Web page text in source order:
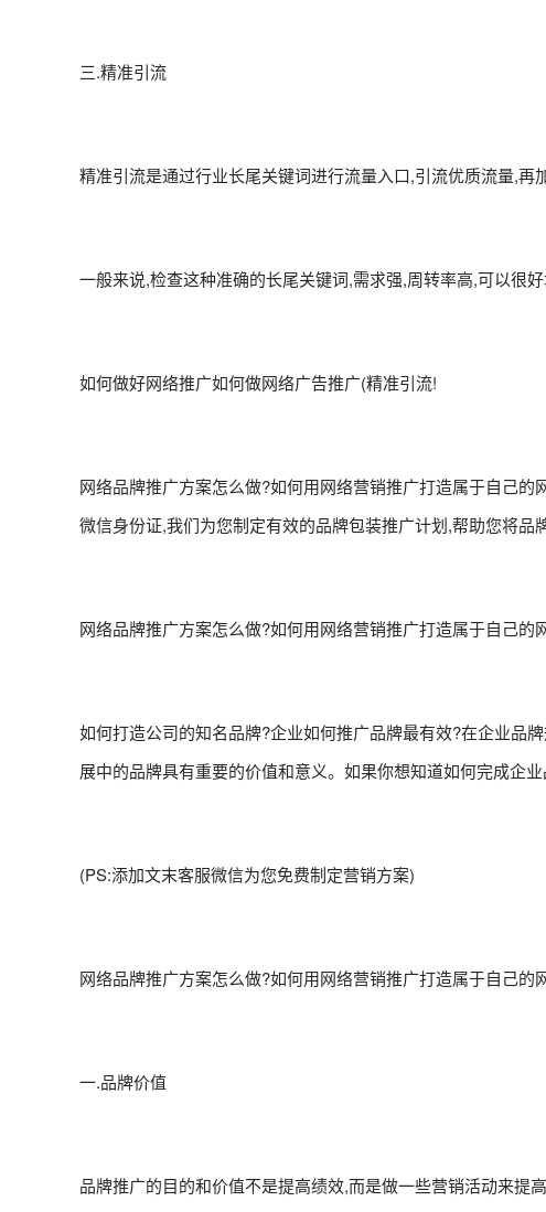
三.精准引流
精准引流是通过行业长尾关键词进行流量入口,引流优质流量,再
一般来说,检查这种准确的长尾关键词,需求强,周转率高,可以很
如何做好网络推广如何做网络广告推广(精准引流!
网络品牌推广方案怎么做?如何用网络营销推广打造属于自己
微信身份证,我们为您制定有效的品牌包装推广计划,帮助您将品
网络品牌推广方案怎么做?如何用网络营销推广打造属于自己
如何打造公司的知名品牌?企业如何推广品牌最有效?在企业品
展中的品牌具有重要的价值和意义。如果你想知道如何完成企业
(PS:添加文末客服微信为您免费制定营销方案)
网络品牌推广方案怎么做?如何用网络营销推广打造属于自己
一.品牌价值
品牌推广的目的和价值不是提高绩效,而是做一些营销活动来提